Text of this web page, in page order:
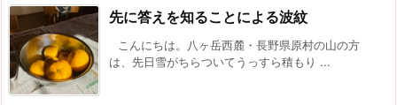
先に答えを知ることによる波紋
こんにちは。八ヶ岳西麓・長野県原村の山の方
は、先日雪がちらついてうっすら積もり ...